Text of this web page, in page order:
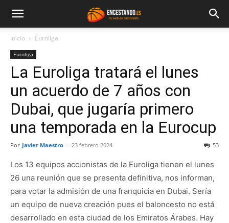
Inicio Euroliga
Euroliga
La Euroliga tratará el lunes
un acuerdo de 7 años con
Dubai, que jugaría primero
una temporada en la Eurocup
Por Javier Maestro - 23 febrero 2024 53
Los 13 equipos accionistas de la Euroliga tienen el lunes
26 una reunión que se presenta definitiva, nos informan,
para votar la admisión de una franquicia en Dubai. Sería
un equipo de nueva creación pues el baloncesto no está
desarrollado en esta ciudad de los Emiratos Árabes. Hay